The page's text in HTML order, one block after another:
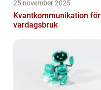
25 november 2025
Kvantkommunikation för
vardagsbruk